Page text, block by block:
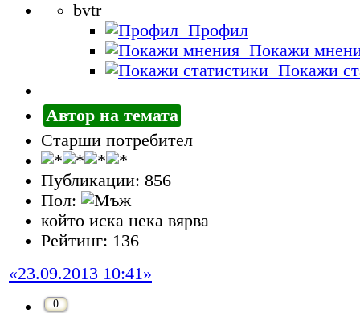
bvtr
Профил
Покажи
Покажи
Автор на темата
Старши потребител
Публикации: 856
Пол:
който иска нека вярва
Рейтинг: 136
«23.09.2013 10:41»
0